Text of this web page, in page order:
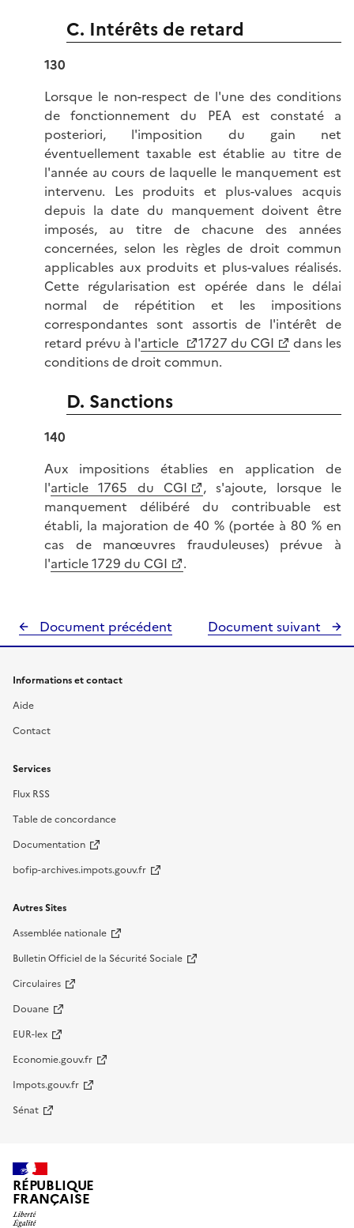
C. Intérêts de retard
130
Lorsque le non-respect de l'une des conditions
de fonctionnement du PEA est constaté a
posteriori, l'imposition du gain net
éventuellement taxable est établie au titre de
l'année au cours de laquelle le manquement est
intervenu. Les produits et plus-values acquis
depuis la date du manquement doivent être
imposés, au titre de chacune des années
concernées, selon les règles de droit commun
applicables aux produits et plus-values réalisés.
Cette régularisation est opérée dans le délai
normal de répétition et les impositions
correspondantes sont assortis de l'intérêt de
retard prévu à l'article 1727 du CGI
dans les
conditions de droit commun.
D. Sanctions
140
Aux impositions établies en application de
l'article 1765 du CGI
, s'ajoute, lorsque le
manquement délibéré du contribuable est
établi, la majoration de 40 % (portée à 80 % en
cas de manœuvres frauduleuses) prévue à
l'article 1729 du CGI .
Document précédent Document suivant
Informations et contact
Aide
Contact
Services
Flux RSS
Table de concordance
Documentation
bofip-archives.impots.gouv.fr
Autres Sites
Assemblée nationale
Bulletin Officiel de la Sécurité Sociale
Circulaires
Douane
EUR-lex
Economie.gouv.fr
Impots.gouv.fr
Sénat
RÉPUBLIQUE
FRANÇAISE